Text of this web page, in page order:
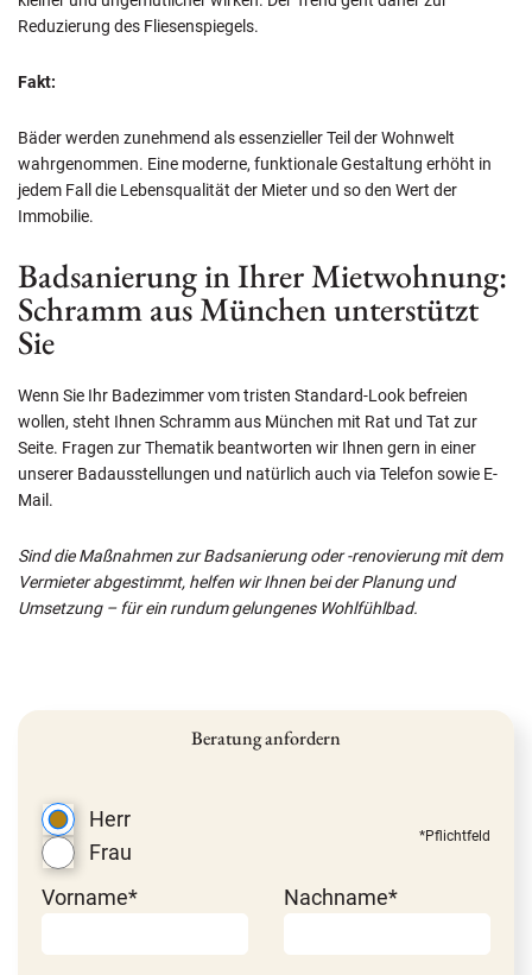
Reduzierung des Fliesenspiegels.
Fakt:
Bäder werden zunehmend als essenzieller Teil der Wohnwelt
wahrgenommen. Eine moderne, funktionale Gestaltung erhöht in
jedem Fall die Lebensqualität der Mieter und so den Wert der
Immobilie.
Badsanierung in Ihrer Mietwohnung:
Schramm aus München unterstützt
Sie
Wenn Sie Ihr Badezimmer vom tristen Standard-Look befreien
wollen, steht Ihnen Schramm aus München mit Rat und Tat zur
Seite. Fragen zur Thematik beantworten wir Ihnen gern in einer
unserer Badausstellungen und natürlich auch via Telefon sowie E-
Mail.
Sind die Maßnahmen zur Badsanierung oder -renovierung mit dem
Vermieter abgestimmt, helfen wir Ihnen bei der Planung und
Umsetzung – für ein rundum gelungenes Wohlfühlbad.
Beratung anfordern
Herr
Frau
*Pflichtfeld
Vorname* Nachname*